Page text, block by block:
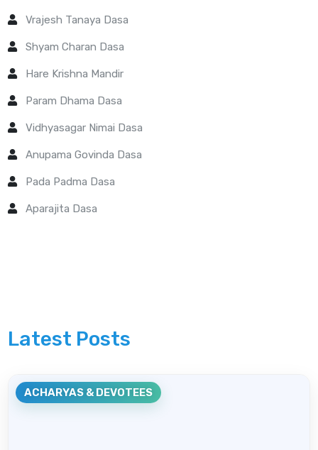
Vrajesh Tanaya Dasa
Shyam Charan Dasa
Hare Krishna Mandir
Param Dhama Dasa
Vidhyasagar Nimai Dasa
Anupama Govinda Dasa
Pada Padma Dasa
Aparajita Dasa
Latest Posts
ACHARYAS & DEVOTEES